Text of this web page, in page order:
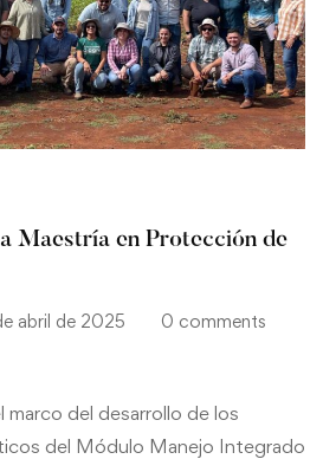
Maestría en Protección de
abril de 2025 0 comments
marco del desarrollo de los
del Módulo Manejo Integrado